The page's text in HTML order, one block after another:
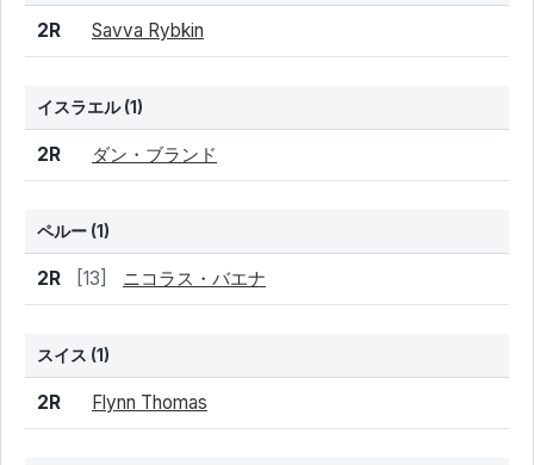
結果 シード 選手名
2R Savva Rybkin
イスラエル(1)
結果 シード 選手名
2R ダン・ブランド
ペルー (1)
結果 シード 選手名
2R [13] ニコラス・バエナ
スイス (1)
結果 シード 選手名
2R Flynn Thomas